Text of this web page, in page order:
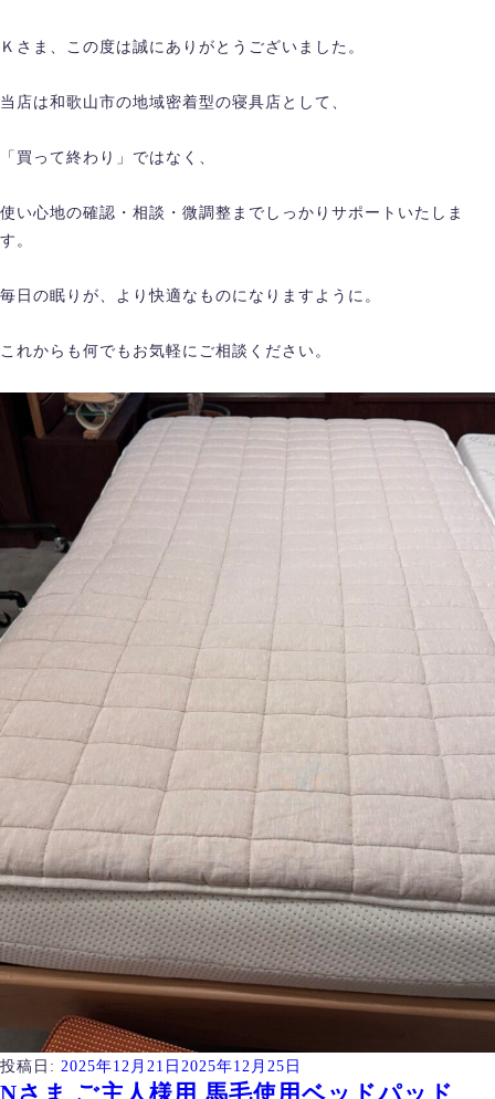
Ｋさま、この度は誠にありがとうございました。
当店は和歌山市の地域密着型の寝具店として、
「買って終わり」ではなく、
使い心地の確認・相談・微調整までしっかりサポートいたしま
す。
毎日の眠りが、より快適なものになりますように。
これからも何でもお気軽にご相談ください。
投稿日: 2025年12月21日 2025年12月25日
Nさま ご主人様用 馬毛使用ベッドパッド